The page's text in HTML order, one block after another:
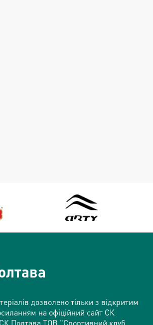
дозволено тільки з відкритим
на офіційний сайт СК
Полтава ТОВ "Спортивний клуб